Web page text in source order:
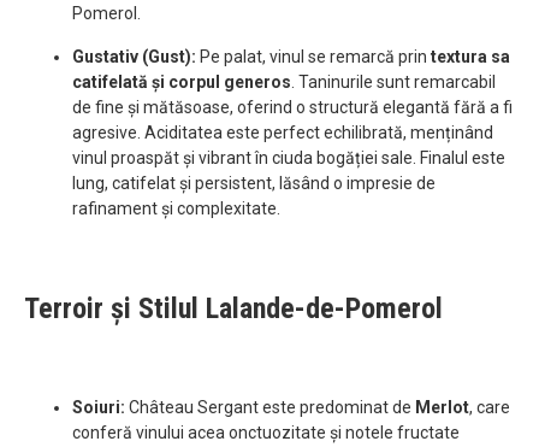
Pomerol.
Gustativ (Gust): Pe palat, vinul se remarcă prin textura sa
catifelată și corpul generos. Taninurile sunt remarcabil
de fine și mătăsoase, oferind o structură elegantă fără a fi
agresive. Aciditatea este perfect echilibrată, menținând
vinul proaspăt și vibrant în ciuda bogăției sale. Finalul este
lung, catifelat și persistent, lăsând o impresie de
rafinament și complexitate.
Terroir și Stilul Lalande-de-Pomerol
Soiuri: Château Sergant este predominat de Merlot, care
conferă vinului acea onctuozitate și notele fructate